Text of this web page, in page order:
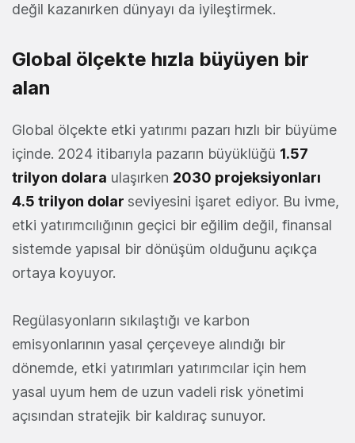
değil kazanırken dünyayı da iyileştirmek.
Global ölçekte hızla büyüyen bir
alan
Global ölçekte etki yatırımı pazarı hızlı bir büyüme
içinde. 2024 itibarıyla pazarın büyüklüğü 1.57
trilyon dolara ulaşırken 2030 projeksiyonları
4.5 trilyon dolar seviyesini işaret ediyor. Bu ivme,
etki yatırımcılığının geçici bir eğilim değil, finansal
sistemde yapısal bir dönüşüm olduğunu açıkça
ortaya koyuyor.
Regülasyonların sıkılaştığı ve karbon
emisyonlarının yasal çerçeveye alındığı bir
dönemde, etki yatırımları yatırımcılar için hem
yasal uyum hem de uzun vadeli risk yönetimi
açısından stratejik bir kaldıraç sunuyor.